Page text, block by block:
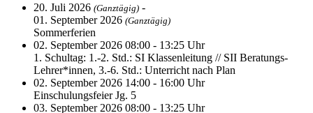
20. Juli 2026 (Ganztägig) -
01. September 2026 (Ganztägig)
Sommerferien
02. September 2026 08:00 - 13:25 Uhr
1. Schultag: 1.-2. Std.: SI Klassenleitung // SII Beratungs-
Lehrer*innen, 3.-6. Std.: Unterricht nach Plan
02. September 2026 14:00 - 16:00 Uhr
Einschulungsfeier Jg. 5
03. September 2026 08:00 - 13:25 Uhr